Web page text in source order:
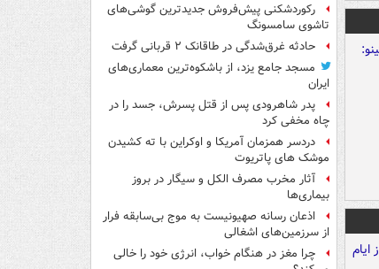
رکوردشکنی پیش‌فروش جدیدترین گوشی‌های
تاشوی سامسونگ
حادثه غرق‌شدگی در طاقانک ۲ قربانی گرفت
مسجد جامع یزد، از باشکوه‌ترین معماری‌های
ایران
پدر شاهرودی پس از قتل پسرش، جسد را در
چاه مخفی کرد
دردسر همزمان آمریکا و اوکراین با ته کشیدن
موشک های پاتریوت
آثار مخرب مصرف الکل و سیگار در بروز
بیماری‌ها
اذعان رسانه صهیونیست به موج بی‌سابقه فرار
از سرزمین‌های اشغالی
چرا مغز در هنگام خواب، انرژی خود را خالی